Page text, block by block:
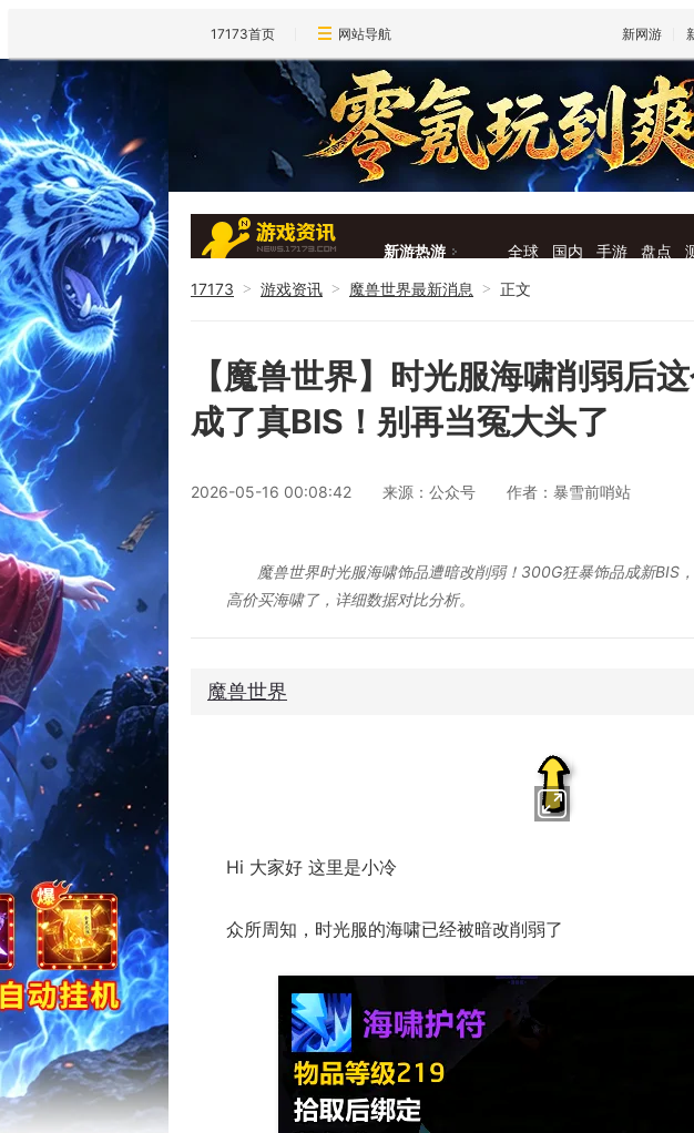
17173首页 网站导航 新网游
新游热游 全球 国内 手游 盘点
17173 > 游戏资讯 > 魔兽世界最新消息 > 正文
【魔兽世界】时光服海啸削弱后
成了真BIS！别再当冤大头了
2026-05-16 00:08:42 来源：公众号 作者：暴雪前哨站
魔兽世界时光服海啸饰品遭暗改削弱！300G狂暴饰品成新BIS
高价买海啸了，详细数据对比分析。
魔兽世界
Hi 大家好 这里是小冷
众所周知，时光服的海啸已经被暗改削弱了